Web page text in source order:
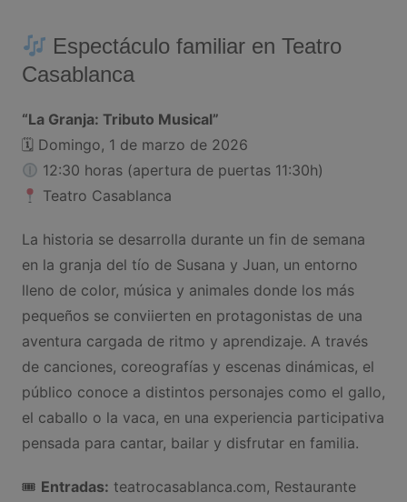
Espectáculo familiar en Teatro
Casablanca
“La Granja: Tributo Musical”
🗓 Domingo, 1 de marzo de 2026
12:30 horas (apertura de puertas 11:30h)
Teatro Casablanca
La historia se desarrolla durante un fin de semana
en la granja del tío de Susana y Juan, un entorno
lleno de color, música y animales donde los más
pequeños se conviierten en protagonistas de una
aventura cargada de ritmo y aprendizaje. A través
de canciones, coreografías y escenas dinámicas, el
público conoce a distintos personajes como el gallo,
el caballo o la vaca, en una experiencia participativa
pensada para cantar, bailar y disfrutar en familia.
🎟 Entradas: teatrocasablanca.com, Restaurante